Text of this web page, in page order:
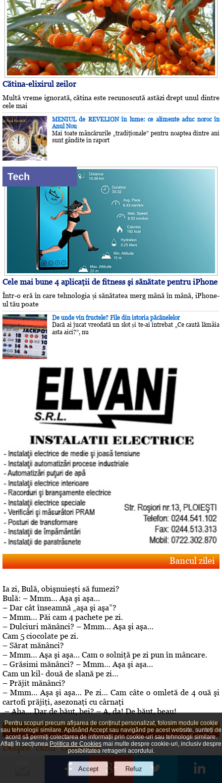
Cătina-elixirul zeilor
Multă vreme ignorată, cătina este recunoscută astăzi drept unul dintre
cele mai
MENIUL de REVELION în lume: ce alimente aduc noroc în
Anul Nou
Mai toate mâncărurile „tradiţionale” pentru noaptea dintre ani
sunt gândite în raport
Tech
Cele mai bune 4 aplicaţii de fitness şi sănătate pentru iPhone
Într-o eră în care tehnologia și sănătatea merg mână în mână, iPhone-
ul tău poate
De unde vin fructele? File din istoria păcănelelor
Dacă ai jucat vreodată un slot și te-ai întrebat „Ce caută lămâia
asta aici?”, nu
Bancul zilei
Ia zi, Bulă, obişnuieşti să fumezi?
Bulă: – Mmm… Aşa şi aşa…
– Dar cât înseamnă „aşa şi aşa”?
– Mmm… Păi cam 4 pachete pe zi.
– Dulciuri mănânci? – Mmm… Aşa şi aşa…
Cam 5 ciocolate pe zi.
– Sărat mănânci?
– Mmm… Aşa şi aşa… Cam o solniţă pe zi pun în mâncare.
– Grăsimi mănânci? – Mmm… Aşa şi aşa…
Cam un kil- două de slană pe zi…
– Prăjit mănânci?
– Mmm… Aşa şi aşa… Pe zi… Cam câte o omletă de 4 ouă şi
cartofi prăjiţi, asezonaţi cu cârnaţi
.– Aha… Dar de băut, bei? – A, da! De băut, beau!
Editorial
Despre "cazul" Gheboasa
A luat foc internetul, au navalit deontologii, au explodat
opiniile. Cazul Gheboasa, la mare concurenta cu fata ucisa
in Mangalia care avea initial 12 ani si fusese violata, iar
Pentru scopuri precum afișarea de conținut personalizat, folosim module cookie
sau tehnologii similare. Apăsând Accept sau navigând pe acest website, sunteți de
acord să permiți colectarea de informații prin cookie-uri sau tehnologii similare.
Aflați în secțiunea Politica de Cookies mai multe despre cookie-uri, inclusiv despre
posibilitatea retragerii acordului.